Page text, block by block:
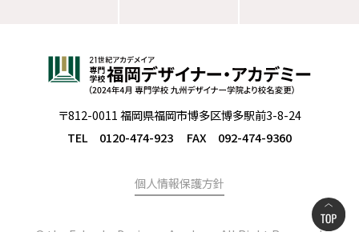
〒812-0011 福岡県福岡市博多区博多駅前3-8-24
TEL 0120-474-923
FAX 092-474-9360
個人情報保護方針